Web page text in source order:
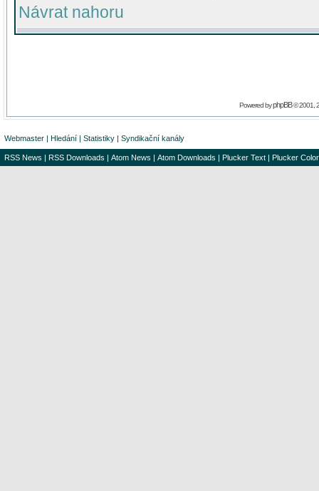
Návrat nahoru
Powered byphpBB© 2001,
Webmaster | Hledání | Statistiky | Syndikační kanály
RSS News | RSS Downloads | Atom News | Atom Downloads | Plucker Text | Plucker Color